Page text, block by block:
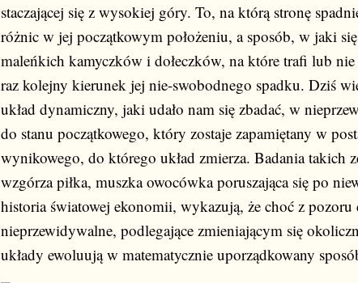
staczającej się z wysokiej góry. To, na którą stronę
różnic w jej początkowym położeniu, a sposób, w jaki
maleńkich kamyczków i dołeczków, na które trafi lub
raz kolejny kierunek jej nie-swobodnego spadku. Dziś
układ dynamiczny, jaki udało nam się zbadać, w
do stanu początkowego, który zostaje zapamiętany w
wynikowego, do którego układ zmierza. Badania takich
wzgórza piłka, muszka owocówka poruszająca się po
historia światowej ekonomii, wykazują, że choć z pozoru
nieprzewidywalne, podlegające zmieniającym się
układy ewoluują w matematycznie uporządkowany